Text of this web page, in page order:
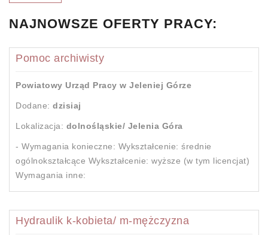
NAJNOWSZE OFERTY PRACY:
Pomoc archiwisty
Powiatowy Urząd Pracy w Jeleniej Górze
Dodane: dzisiaj
Lokalizacja: dolnośląskie/ Jelenia Góra
- Wymagania konieczne: Wykształcenie: średnie
ogólnokształcące Wykształcenie: wyższe (w tym licencjat)
Wymagania inne:
Hydraulik k-kobieta/ m-mężczyzna